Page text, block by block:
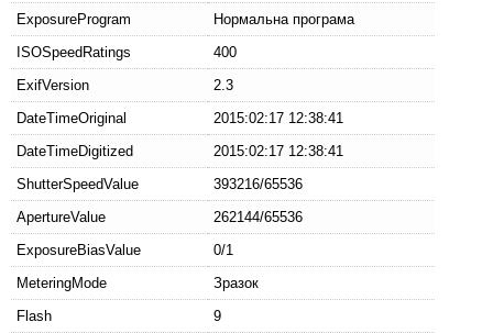
ExposureProgram
Нормальна програма
ISOSpeedRatings
400
ExifVersion
2.3
DateTimeOriginal
2015:02:17 12:38:41
DateTimeDigitized
2015:02:17 12:38:41
ShutterSpeedValue
393216/65536
ApertureValue
262144/65536
ExposureBiasValue
0/1
MeteringMode
Зразок
Flash
9